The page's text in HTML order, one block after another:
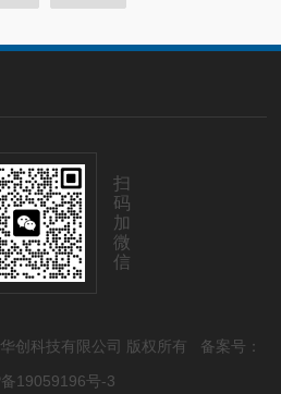
扫
码
加
微
信
创科技有限公司 版权所有 备案号：
备19059196号-3